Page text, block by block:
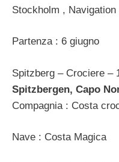
Stockholm , Navigation
Partenza : 6 giugno
Spitzberg – Crociere –
Spitzbergen, Capo
Compagnia : Costa
Nave : Costa Magica